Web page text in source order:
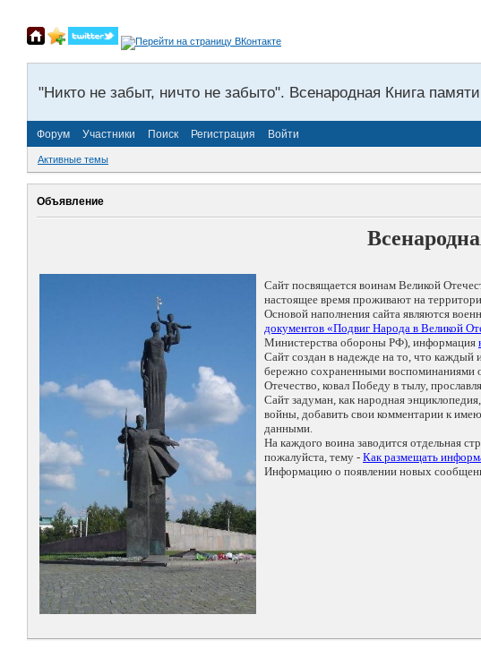
"Никто не забыт, ничто не забыто". Всенародная Книга
Форум Участники Поиск Регистрация Войти
Активные темы
Объявление
Сайт посвящается воинам Великой
настоящее время проживают на
Основой наполнения сайта являются
документов «Подвиг Народа в Великой
Министерства обороны РФ), информация
Сайт создан в надежде на то, что
бережно сохраненными воспоминаниями
Отечество, ковал Победу в тылу,
Сайт задуман, как народная
войны, добавить свои комментарии к
данными.
На каждого воина заводится отдельная
пожалуйста, тему - Как размещать
Информацию о появлении новых